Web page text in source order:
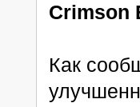
Crimson
Как